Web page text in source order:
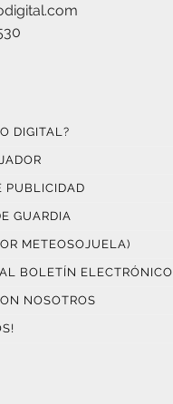
DIGITAL?
PUBLICIDAD
GUARDIA
METEOSOJUELA)
BOLETÍN ELECTRÓNICO
NOSOTROS